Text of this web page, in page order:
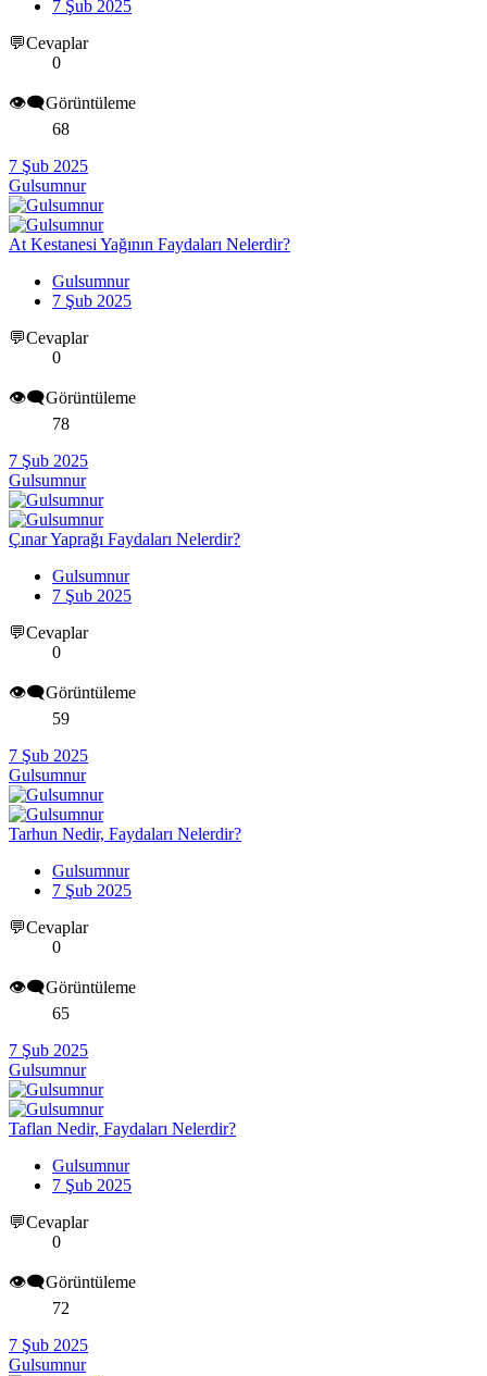
7 Şub 2025
💬Cevaplar
0
👁️‍🗨️Görüntüleme
68
7 Şub 2025
Gulsumnur
At Kestanesi Yağının Faydaları Nelerdir?
Gulsumnur
7 Şub 2025
💬Cevaplar
0
👁️‍🗨️Görüntüleme
78
7 Şub 2025
Gulsumnur
Çınar Yaprağı Faydaları Nelerdir?
Gulsumnur
7 Şub 2025
💬Cevaplar
0
👁️‍🗨️Görüntüleme
59
7 Şub 2025
Gulsumnur
Tarhun Nedir, Faydaları Nelerdir?
Gulsumnur
7 Şub 2025
💬Cevaplar
0
👁️‍🗨️Görüntüleme
65
7 Şub 2025
Gulsumnur
Taflan Nedir, Faydaları Nelerdir?
Gulsumnur
7 Şub 2025
💬Cevaplar
0
👁️‍🗨️Görüntüleme
72
7 Şub 2025
Gulsumnur